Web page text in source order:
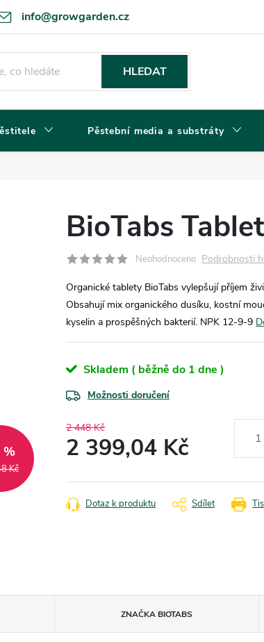
info@growgarden.cz
Zásady ochrany osobních údajů a cookies
HLEDAT
Pěstební media a substráty
Kč
%
BioTabs
Neohodnoceno Podrobnosti
Organické tablety BioTabs vylepšují příjem
Obsahují mix organického dusíku, kostní
kyselin a prospěšných bakterií. NPK 12-9-9
Skladem ( běžně do 1 dne )
Možnosti doručení
2 448 Kč
2 399,04 Kč
cena:
Dotaz k produktu Sdílet
ZNAČKABIOTABS